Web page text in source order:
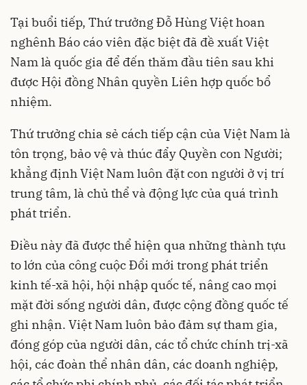
Tại buổi tiếp, Thứ trưởng Đỗ Hùng Việt hoan
nghênh Báo cáo viên đặc biệt đã đề xuất Việt
Nam là quốc gia để đến thăm đầu tiên sau khi
được Hội đồng Nhân quyền Liên hợp quốc bổ
nhiệm.
Thứ trưởng chia sẻ cách tiếp cận của Việt Nam là
tôn trọng, bảo vệ và thúc đẩy Quyền con Người;
khẳng định Việt Nam luôn đặt con người ở vị trí
trung tâm, là chủ thể và động lực của quá trình
phát triển.
Điều này đã được thể hiện qua những thành tựu
to lớn của công cuộc Đổi mới trong phát triển
kinh tế-xã hội, hội nhập quốc tế, nâng cao mọi
mặt đời sống người dân, được cộng đồng quốc tế
ghi nhận. Việt Nam luôn bảo đảm sự tham gia,
đóng góp của người dân, các tổ chức chính trị-xã
hội, các đoàn thể nhân dân, các doanh nghiệp,